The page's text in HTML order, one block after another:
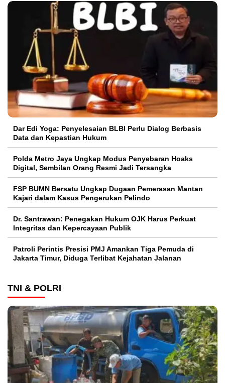
Dar Edi Yoga: Penyelesaian BLBI Perlu Dialog Berbasis
Data dan Kepastian Hukum
Polda Metro Jaya Ungkap Modus Penyebaran Hoaks
Digital, Sembilan Orang Resmi Jadi Tersangka
FSP BUMN Bersatu Ungkap Dugaan Pemerasan Mantan
Kajari dalam Kasus Pengerukan Pelindo
Dr. Santrawan: Penegakan Hukum OJK Harus Perkuat
Integritas dan Kepercayaan Publik
Patroli Perintis Presisi PMJ Amankan Tiga Pemuda di
Jakarta Timur, Diduga Terlibat Kejahatan Jalanan
TNI & POLRI